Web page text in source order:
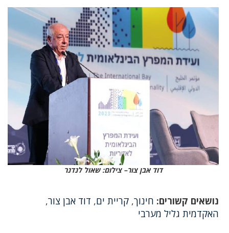
דוד אבן צור– צילום: שאול לנדנר
נושאים קשורים: חינוך, קריית ים, דוד אבן צור,
האקדמית גליל מערבי